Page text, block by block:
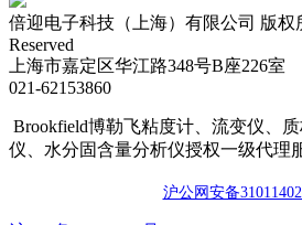
倍迎电子科技（上海）有限公司 版权
Reserved
上海市嘉定区华江路348号B座226室
021-62153860
Brookfield博勒飞粘度计、流变仪、
仪、水分固含量分析仪授权一级代理
沪公网安备